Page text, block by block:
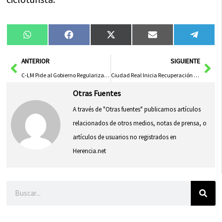
Compartir
en
WhatsAppCompartir
en
FacebookCompartir
en
X
(Twitter)
Compartir
en
Email
en
AntANTERIOR
C-LM Pide al Gobierno Regularizar Pisos Turísticos Ilegales: «Que Ayude a los Propietarios»
SIGUIENTE
Ciudad Real Inicia Recuperación del Convento de las Terreras con Primera Fase de Obras
Otras Fuentes
A través de "Otras fuentes" publicamos artículos
relacionados de otros medios, notas de prensa, o
artículos de usuarios no registrados en
Herencia.net